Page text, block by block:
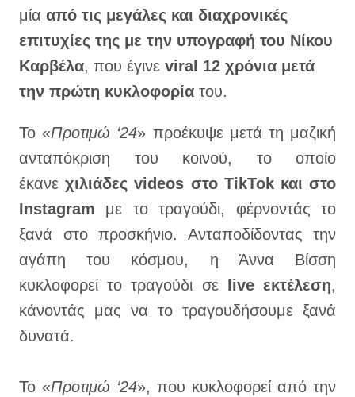
μία από τις μεγάλες και διαχρονικές
επιτυχίες της με την υπογραφή του Νίκου
Καρβέλα, που έγινε viral 12 χρόνια μετά
την πρώτη κυκλοφορία του.
Το «Προτιμώ ‘24» προέκυψε μετά τη μαζική
ανταπόκριση του κοινού, το οποίο
έκανε χιλιάδες videos στο TikTok και στο
Instagram με το τραγούδι, φέρνοντάς το
ξανά στο προσκήνιο. Ανταποδίδοντας την
αγάπη του κόσμου, η Άννα Βίσση
κυκλοφορεί το τραγούδι σεlive εκτέλεση,
κάνοντάς μας να το τραγουδήσουμε ξανά
δυνατά.
Το «Προτιμώ ‘24», που κυκλοφορεί από την